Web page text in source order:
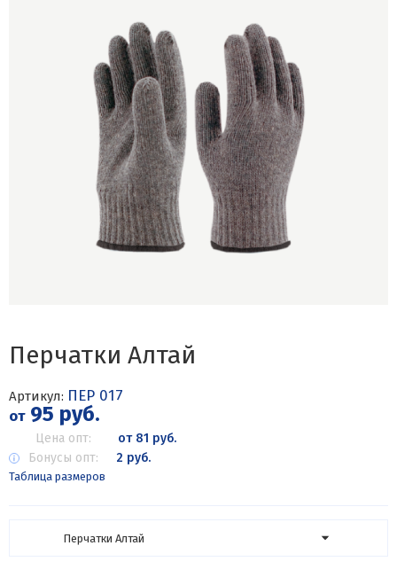
Перчатки Алтай
Артикул: ПЕР 017
от95 руб.
Цена опт:
от 81 руб.
Бонусы опт:
2 руб.
Таблица размеров
Перчатки Алтай